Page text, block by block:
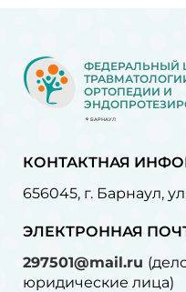
ФЕДЕРАЛЬНЫЙ
ОРТОПЕДИИ И
БАРНАУЛ
КОНТАКТНАЯ
656045, г. Барнаул,
ЭЛЕКТРОННАЯ
297501@mail.ru
юридические лица)